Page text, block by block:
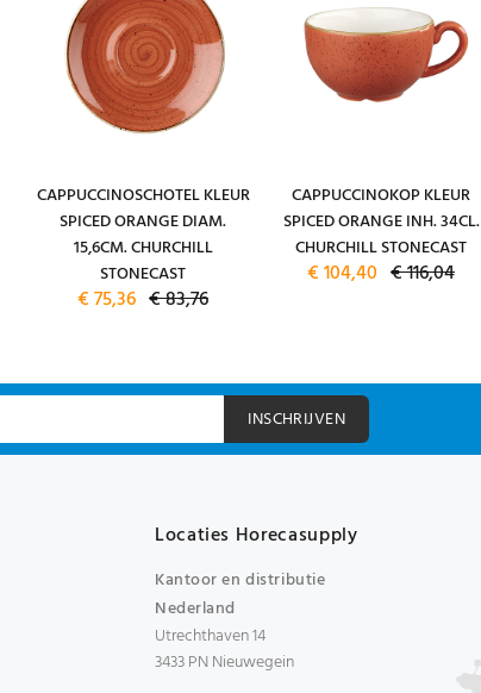
CAPPUCCINOSCHOTEL KLEUR
SPICED ORANGE DIAM.
15,6CM. CHURCHILL
STONECAST
€ 75,36 € 83,76
CAPPUCCINOKOP KLEUR
SPICED ORANGE INH. 34CL.
CHURCHILL STONECAST
€ 104,40 € 116,04
INSCHRIJVEN
Locaties Horecasupply
Kantoor en distributie
Nederland
Utrechthaven 14
3433 PN Nieuwegein